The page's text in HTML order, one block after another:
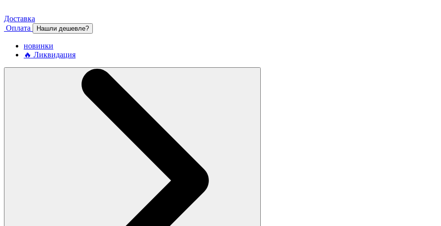
Доставка
Оплата
Нашли дешевле?
новинки
🔥 Ликвидация